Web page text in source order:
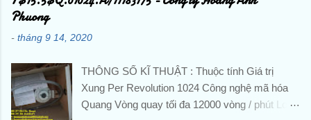
hoanganhphuong008@gmail.com Email 2:
hoanganhphuong.com CÔNG TY TNHH
Khu đô thị TTHC TP Dĩ An, KP. Nhị Đồng 2, P.
Dĩ An, TP. Dĩ An, Tỉnh Bình Dương, Việt Nam
Tu Dong Hoa, DienTu, Thiet Bi Dien, Gia Re,
Phuong
- tháng 9 14, 2020
THÔNG SỐ KĨ THUẬT : Thuộc tính Giá trị
Xung Per Revolution 1024 Công nghệ mã hóa
Quang Vòng quay tối đa 12000 vòng / phút Loại